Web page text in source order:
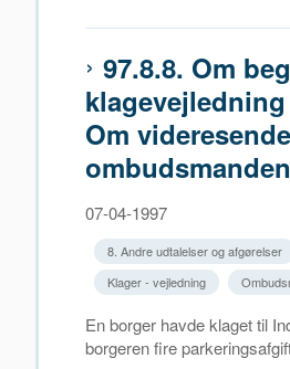
97.8.8. Om
Om
ombudsmanden
07-04-1997
8. Andre udtalelser og afgørelser
Klager - vejledning
En borger havde klaget til
borgeren fire